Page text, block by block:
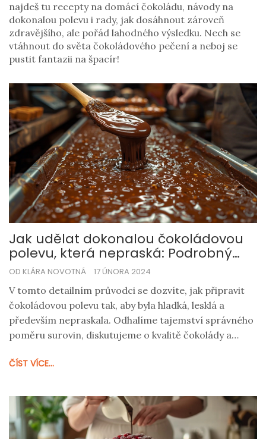
najdeš tu recepty na domácí čokoládu, návody na
dokonalou polevu i rady, jak dosáhnout zároveň
zdravějšího, ale pořád lahodného výsledku. Nech se
vtáhnout do světa čokoládového pečení a neboj se
pustit fantazii na špacír!
Jak udělat dokonalou čokoládovou
polevu, která nepraská: Podrobný
průvodce
OD KLÁRA NOVOTNÁ 17 ÚNORA 2024
V tomto detailním průvodci se dozvíte, jak připravit
čokoládovou polevu tak, aby byla hladká, lesklá a
především nepraskala. Odhalíme tajemství správného
poměru surovin, diskutujeme o kvalitě čokolády a
čokoládová poleva bude mít dokonalou konzistenci.
dezerty a jak opravit běžné chyby v receptech.
ČÍST VÍCE...